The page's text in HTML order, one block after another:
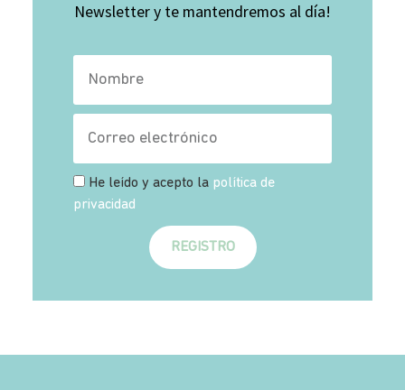
Newsletter y te mantendremos al día!
He leído y acepto la política de
privacidad
REGISTRO